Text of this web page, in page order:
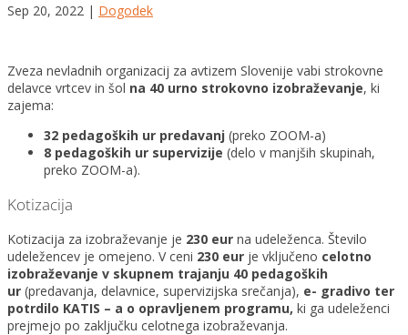
Sep 20, 2022 | Dogodek
Zveza nevladnih organizacij za avtizem Slovenije vabi strokovne
delavce vrtcev in šol na 40 urno strokovno izobraževanje, ki
zajema:
32 pedagoških ur predavanj (preko ZOOM-a)
8 pedagoških ur supervizije (delo v manjših skupinah,
preko ZOOM-a).
Kotizacija
Kotizacija za izobraževanje je 230 eur na udeleženca. Število
udeležencev je omejeno. V ceni 230 eur je vključeno celotno
izobraževanje v skupnem trajanju 40 pedagoških
ur (predavanja, delavnice, supervizijska srečanja), e- gradivo ter
potrdilo KATIS – a o opravljenem programu, ki ga udeleženci
prejmejo po zaključku celotnega izobraževanja.